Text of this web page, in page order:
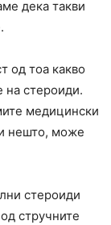
дека такви
од тоа какво
на стероиди.
медицински
нешто, може
стероиди
стручните